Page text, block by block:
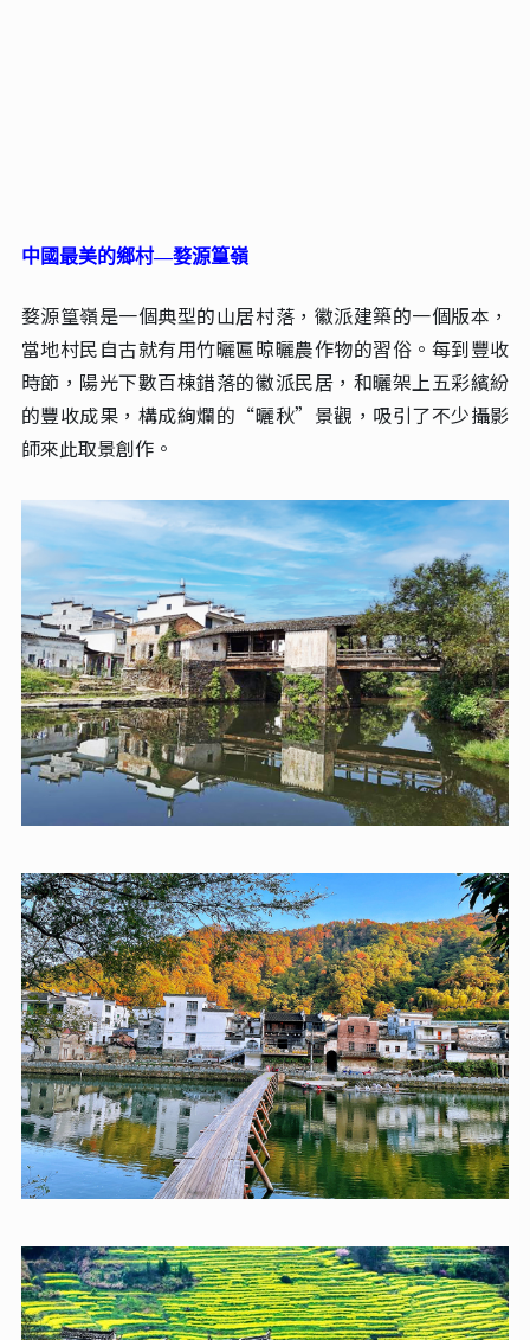
中國最美的鄉村—婺源篁嶺
婺源篁嶺是一個典型的山居村落，徽派建築的一個版本，
當地村民自古就有用竹曬匾晾曬農作物的習俗。每到豐收
時節，陽光下數百棟錯落的徽派民居，和曬架上五彩繽紛
的豐收成果，構成絢爛的“曬秋”景觀，吸引了不少攝影
師來此取景創作。